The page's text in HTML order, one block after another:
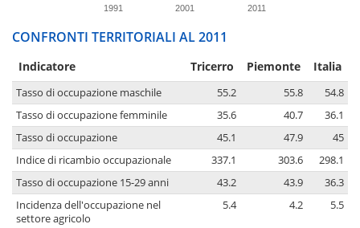
1991 2001 2011
CONFRONTI TERRITORIALI AL 2011
Indicatore Tricerro Piemonte Italia
Tasso di occupazione maschile 55.2 55.8
54.8
Tasso di occupazione femminile
35.6 40.7
36.1
Tasso di occupazione
45.1 47.9
45
Indice di ricambio occupazionale
337.1 303.6
298.1
Tasso di occupazione 15-29 anni
43.2 43.9
36.3
Incidenza dell'occupazione nel
settore agricolo
5.4 4.2 5.5